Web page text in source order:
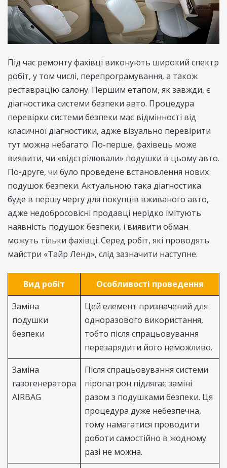
Під час ремонту фахівці виконують широкий спектр
робіт, у том числі, перепрограмування, а також
реставрацію салону. Першим етапом, як завжди, є
діагностика системи безпеки авто. Процедура
перевірки системи безпеки має відмінності від
класичної діагностики, адже візуально перевірити
тут можна небагато. По-перше, фахівець може
виявити, чи «відстрілювали» подушки в цьому авто.
По-друге, чи було проведене встановлення нових
подушок безпеки. Актуальною така діагностика
буде в першу чергу для покупців вживаного авто,
адже недобросовісні продавці нерідко імітують
наявність подушок безпеки, і виявити обман
можуть тільки фахівці. Серед робіт, які проводять
майстри «Тайр Ленд», слід зазначити наступне.
Вид робіт
Особливості проведення
Заміна
подушки
безпеки
Цей елемент призначений для
одноразового використання,
тобто після спрацьовування
перезарядити його неможливо.
Заміна
газогенератора
AIRBAG
Після спрацьовування системи
піропатрон підлягає заміні
разом з подушками безпеки. Ця
процедура дуже небезпечна,
тому намагатися проводити
роботи самостійно в жодному
разі не можна.